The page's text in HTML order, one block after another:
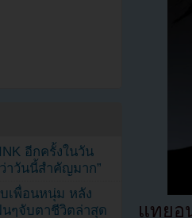
แทยอ
อีกครั้งในวัน
าวันนี้สำคัญมาก”
เพื่อนหนุ่ม หลัง
ๆจับตาชีวิตล่าสุด